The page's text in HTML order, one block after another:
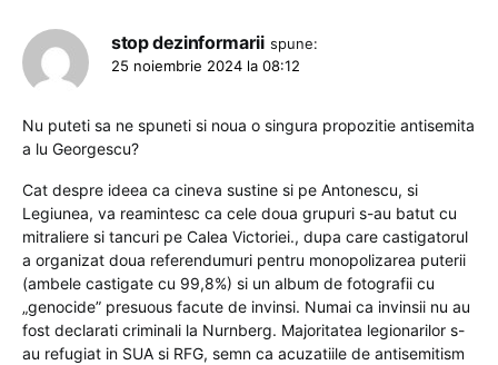
stop dezinformarii spune:
25 noiembrie 2024 la 08:12
Nu puteti sa ne spuneti si noua o singura propozitie antisemita
a lu Georgescu?
Cat despre ideea ca cineva sustine si pe Antonescu, si
Legiunea, va reamintesc ca cele doua grupuri s-au batut cu
mitraliere si tancuri pe Calea Victoriei., dupa care castigatorul
a organizat doua referendumuri pentru monopolizarea puterii
(ambele castigate cu 99,8%) si un album de fotografii cu
„genocide” presuous facute de invinsi. Numai ca invinsii nu au
fost declarati criminali la Nurnberg. Majoritatea legionarilor s-
au refugiat in SUA si RFG, semn ca acuzatiile de antisemitism